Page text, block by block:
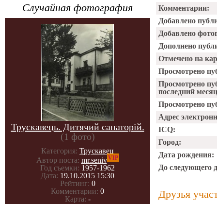
Случайная фотография
Трускавець. Дитячий санаторій.
(1 фото)
Категория: Трускавец
Автор поста: mr.senivVIP
Год съемки: 1957-1962
Дата: 19.10.2015 15:30
Рейтинг: 0
Комментарии: 0
Карта: -
Комментарии:
Добавлено
Добавлено
Дополнено
Отмечено на
Просмотрено
Просмотрено
последний
Просмотрено
Адрес
ICQ:
Город:
Дата рождения:
До следующего
Друзья